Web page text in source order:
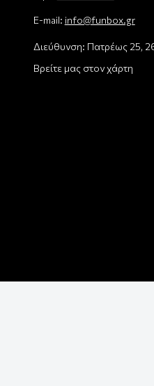
E-mail: info@funbox.gr
Διεύθυνση: Πατρέως 25,
Βρείτε μας στον χάρτη